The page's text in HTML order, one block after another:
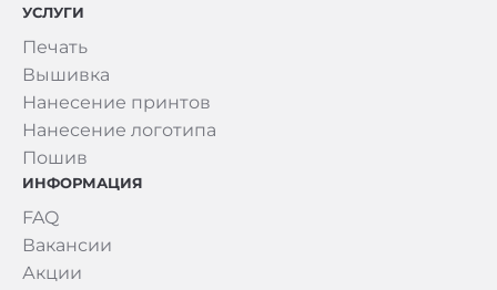
УСЛУГИ
Печать
Вышивка
Нанесение принтов
Нанесение логотипа
Пошив
ИНФОРМАЦИЯ
FAQ
Вакансии
Акции